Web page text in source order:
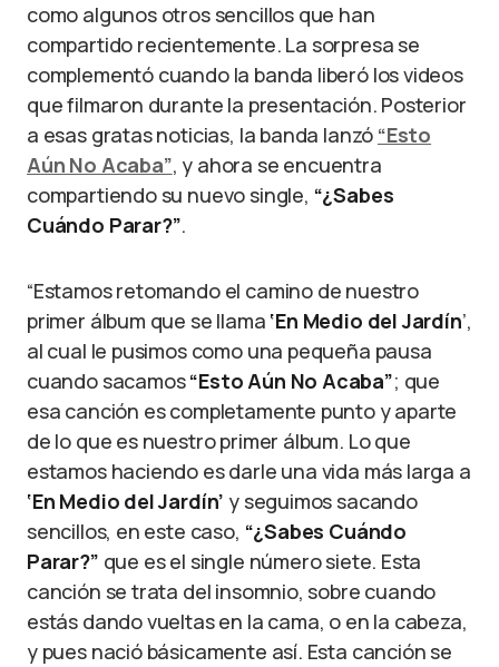
como algunos otros sencillos que han
compartido recientemente. La sorpresa se
complementó cuando la banda liberó los videos
que filmaron durante la presentación. Posterior
a esas gratas noticias, la banda lanzó “Esto
Aún No Acaba”, y ahora se encuentra
compartiendo su nuevo single, “¿Sabes
Cuándo Parar?”.
“Estamos retomando el camino de nuestro
primer álbum que se llama ‘En Medio del Jardín’,
al cual le pusimos como una pequeña pausa
cuando sacamos“Esto Aún No Acaba”; que
esa canción es completamente punto y aparte
de lo que es nuestro primer álbum. Lo que
estamos haciendo es darle una vida más larga a
‘En Medio del Jardín’ y seguimos sacando
sencillos, en este caso, “¿Sabes Cuándo
Parar?” que es el single número siete. Esta
canción se trata del insomnio, sobre cuando
estás dando vueltas en la cama, o en la cabeza,
y pues nació básicamente así. Esta canción se